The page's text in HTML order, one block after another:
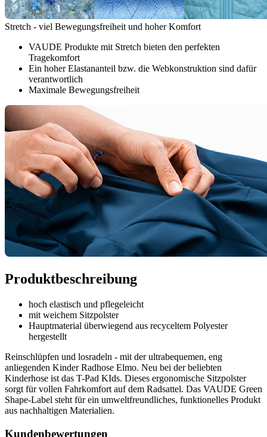
Stretch - viel Bewegungsfreiheit und hoher Komfort
VAUDE Produkte mit Stretch bieten den perfekten
Tragekomfort
Ein hoher Elastananteil bzw. die Webkonstruktion sind dafür
verantwortlich
Maximale Bewegungsfreiheit
Produktbeschreibung
hoch elastisch und pflegeleicht
mit weichem Sitzpolster
Hauptmaterial überwiegend aus recyceltem Polyester
hergestellt
Reinschlüpfen und losradeln - mit der ultrabequemen, eng
anliegenden Kinder Radhose Elmo. Neu bei der beliebten
Kinderhose ist das T-Pad KIds. Dieses ergonomische Sitzpolster
sorgt für vollen Fahrkomfort auf dem Radsattel. Das VAUDE Green
Shape-Label steht für ein umweltfreundliches, funktionelles Produkt
aus nachhaltigen Materialien.
Kundenbewertungen